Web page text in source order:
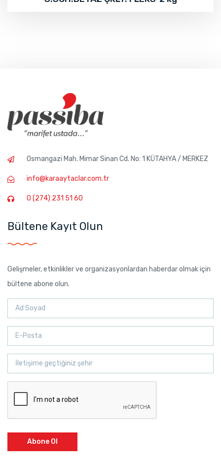
Osmangazi Mah. Mimar Sinan Cd. No: 1 KÜTAHYA / MERKEZ
info@karaaytaclar.com.tr
0 (274) 231 51 60
Bültene Kayıt Olun
Gelişmeler, etkinlikler ve organizasyonlardan haberdar olmak için
bültene abone olun.
Abone Ol